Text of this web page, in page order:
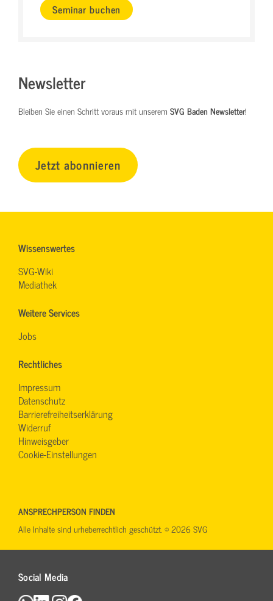
Seminar buchen
Newsletter
Bleiben Sie einen Schritt voraus mit unserem SVG Baden Newsletter!
Jetzt abonnieren
Wissenswertes
SVG-Wiki
Mediathek
Weitere Services
Jobs
Rechtliches
Impressum
Datenschutz
Barrierefreiheitserklärung
Widerruf
Hinweisgeber
Cookie-Einstellungen
Social Media
ANSPRECHPERSON FINDEN
Alle Inhalte sind urheberrechtlich geschützt. © 2026 SVG